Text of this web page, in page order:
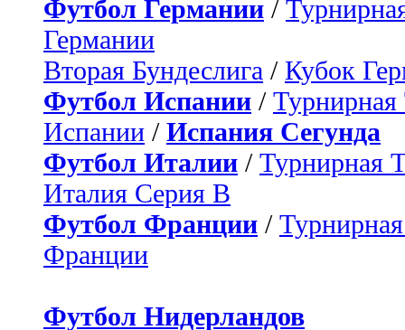
Футбол Германии /
Германии
Вторая Бундеслига / Кубок
Футбол Испании / Турнирная
Испании / Испания Сегунда
Футбол Италии / Турнирная
Италия Серия B
Футбол Франции /
Франции
Футбол Нидерландов